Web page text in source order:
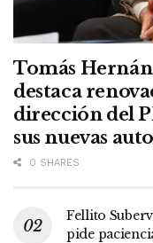
Tomás
destaca
dirección del
sus nuevas
0 SHARES
Fellito
pide